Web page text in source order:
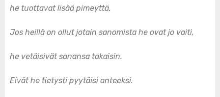
he tuottavat lisää pimeyttä.
Jos heillä on ollut jotain sanomista he ovat jo vaiti,
he vetäisivät sanansa takaisin.
Eivät he tietysti pyytäisi anteeksi.